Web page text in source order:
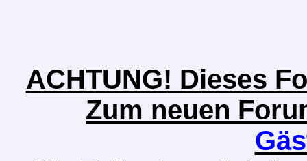
ACHTUNG! Dieses
Zum neuen